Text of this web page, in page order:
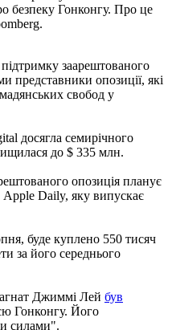
безпеку Гонконгу. Про це
заарештованого
представники опозиції, які
свобод у
досягла семирічного
до $ 335 млн.
опозиція планує
Apple Daily, яку випускає
буде куплено 550 тисяч
за його середнього
Джиммі Лей був
Гонконгу. Його
силами".